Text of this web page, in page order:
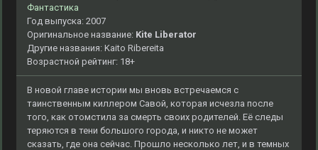
Фантастика
Год выпуска: 2007
Оригинальное название: Kite Liberator
Другие названия: Kaito Ribereita
Возрастной рейтинг: 18+
В новой главе истории мы вновь встречаемся с
таинственным киллером Савой, которая исчезла после
того, как отомстила за смерть своих родителей. Её следы
теряются в тени большого города, и никто не может
сказать, где она сейчас. Прошло несколько лет, и в темных